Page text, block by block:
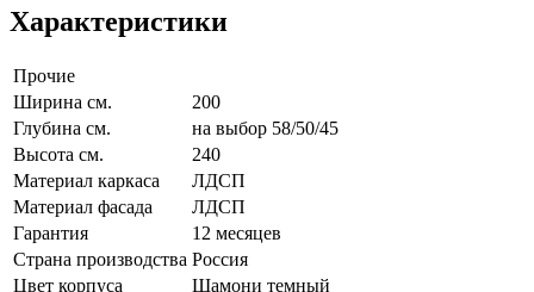
Характеристики
Прочие
Ширина см.
200
Глубина см.
на выбор 58/50/45
Высота см.
240
Материал каркаса
ЛДСП
Материал фасада
ЛДСП
Гарантия
12 месяцев
Страна производства Россия
Цвет корпуса
Шамони темный